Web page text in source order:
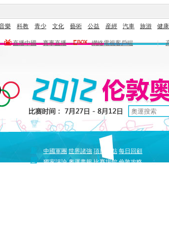
樂 科教 青少 文化 藝術 公益 産經 汽車 旅游 健康
直播中國 賽事直播 網絡電視客戶端 |
聞
中國軍團 世界諸強 項目盤點 每日回顧
獨家評論 奧運畫報 比賽場館 倫敦攻略